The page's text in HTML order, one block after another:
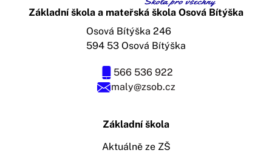
Základní škola a mateřská škola Osová Bítýška
maly@zsob.cz
566 536 922
Osová Bítýška 246
594 53 Osová Bítýška
Základní škola
Aktuálně ze ZŠ